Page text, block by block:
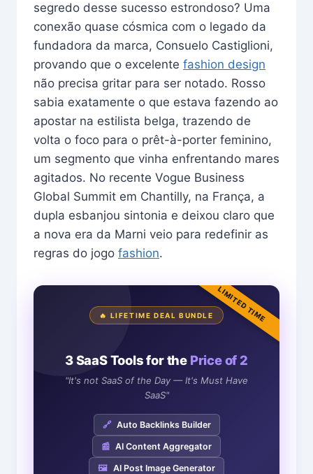
segredo desse sucesso estrondoso? Uma
conexão quase cósmica com o legado da
fundadora da marca, Consuelo Castiglioni,
provando que o excelente fashion design
não precisa gritar para ser notado. Rosso
sabia exatamente o que estava fazendo ao
apostar na estilista belga, trazendo de
volta o foco para o prêt-à-porter feminino,
um segmento que vinha enfrentando mares
agitados. No recente Vogue Business
Global Summit em Chantilly, na França, a
dupla esbanjou sintonia e deixou claro que
a nova era da Marni veio para redefinir as
regras do jogo fashion.
LIMITED TIME
🔥 LIFETIME DEAL BUNDLE
3 SaaS Tools for the Price of 2
"It's not SaaS of the Day — It's Must Have
SaaS"
🔗 Auto Backlinks Builder
📰 AI Content Aggregator
🖼️ AI Post Image Generator